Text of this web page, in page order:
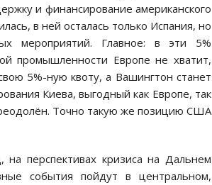
и финансирование американского
в ней осталась только Испания, но
мероприятий. Главное: в эти 5%
промышленности Европе не хватит,
5%-ную квоту, а Вашингтон станет
Киева, выгодный как Европе, так
Точно такую же позицию США
перспективах кризиса на Дальнем
события пойдут в центральном,